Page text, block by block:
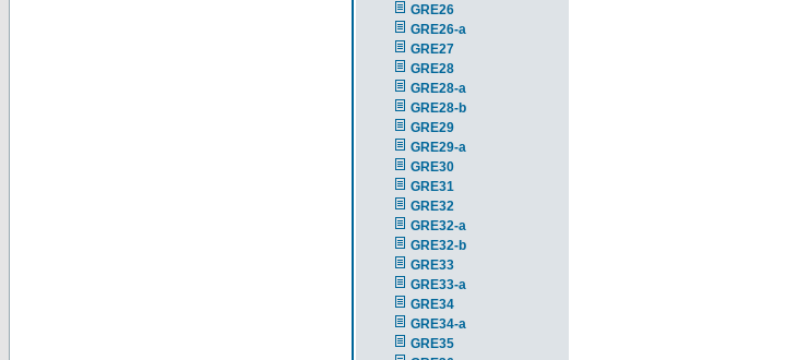
GRE26
GRE26-a
GRE27
GRE28
GRE28-a
GRE28-b
GRE29
GRE29-a
GRE30
GRE31
GRE32
GRE32-a
GRE32-b
GRE33
GRE33-a
GRE34
GRE34-a
GRE35